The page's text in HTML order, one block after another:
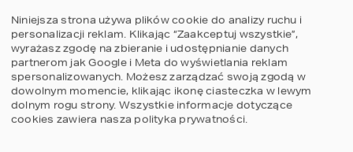
ZALETY DUŻYCH
PRZESZKLEŃ
Przeszklenie o dużej powierzchni wpuszcza
do wnętrza zdecydowanie więcej światła, niż
tradycyjny otwór okienny. Prezentuje się
spektakularnie, spaja człowieka z
Niniejsza strona używa plików cookie do analizy ruchu i
personalizacji reklam. Klikając “Zaakceptuj wszystkie”,
wyrażasz zgodę na zbieranie i udostępnianie danych
partnerom jak Google i Meta do wyświetlania reklam
spersonalizowanych. Możesz zarządzać swoją zgodą w
dowolnym momencie, klikając ikonę ciasteczka w lewym
dolnym rogu strony. Wszystkie informacje dotyczące
cookies zawiera nasza polityka prywatności.